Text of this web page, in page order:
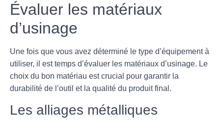
Évaluer les matériaux
d’usinage
Une fois que vous avez déterminé le type d’équipement à
utiliser, il est temps d’évaluer les matériaux d’usinage. Le
choix du bon matériau est crucial pour garantir la
durabilité de l’outil et la qualité du produit final.
Les alliages métalliques